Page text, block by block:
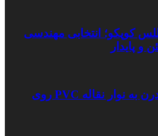
کوپکو؛ انتخابی مهندسی
و پایدار
۵ دلیل که صنایع مدرن به نوار نقاله PVC روی